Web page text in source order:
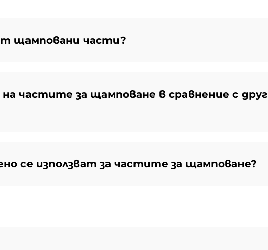
щамповани части?
частите за щамповане в сравнение с
се използват за частите за щамповане?